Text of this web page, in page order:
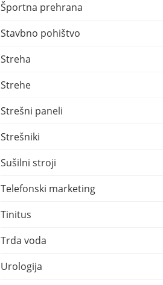
Športna prehrana
Stavbno pohištvo
Streha
Strehe
Strešni paneli
Strešniki
Sušilni stroji
Telefonski marketing
Tinitus
Trda voda
Urologija